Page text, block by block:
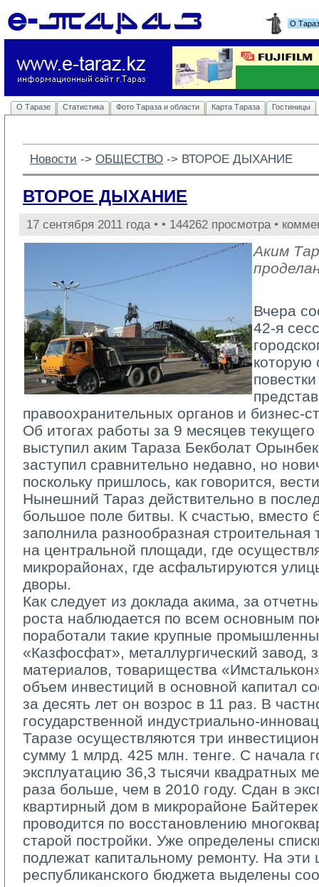
О
О Таразе Статистика Фото Тараза и области Карта Тараза Гостиницы
Новости -> ОБЩЕСТВО -> ВТОРОЕ ДЫХАНИЕ
ВТОРОЕ ДЫХАНИЕ
17 сентября 2011 года • • 144262 просмотра •
Аким
Вчера
42­-я
которую
правоохранительных органов и бизнес-­
Об итогах работы за 9 месяцев текущего
выступил аким Тараза Бекболат
заступил сравнительно недавно, но
поскольку пришлось, как говорится,
Нынешний Тараз действительно в
большое поле битвы. К счастью, вместо
заполнила разнообразная строительная
на центральной площади, где
микрорайонах, где асфальтируются
дворы.
Как следует из доклада акима, за
роста наблюдается по всем основным
поработали такие крупные
«Казфосфат», металлургический завод,
материалов, товарищества
объем инвестиций в основной капитал
за десять лет он возрос в 11 раз. В
государственной индустриально-­
Таразе осуществляются три
сумму 1 млрд. 425 млн. тенге. С начала
эксплуатацию 36,3 тысячи квадратных
раза больше, чем в 2010 году. Сдан в
квартирный дом в микрорайоне
проводится по восстановлению
старой постройки. Уже определены
подлежат капитальному ремонту. На эти
республиканского бюджета выделены